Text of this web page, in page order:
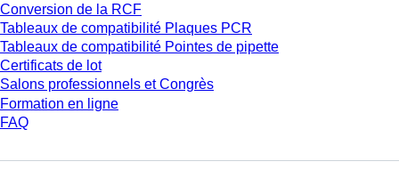
Conversion de la RCF
Tableaux de compatibilité Plaques PCR
Tableaux de compatibilité Pointes de pipette
Certificats de lot
Salons professionnels et Congrès
Formation en ligne
FAQ